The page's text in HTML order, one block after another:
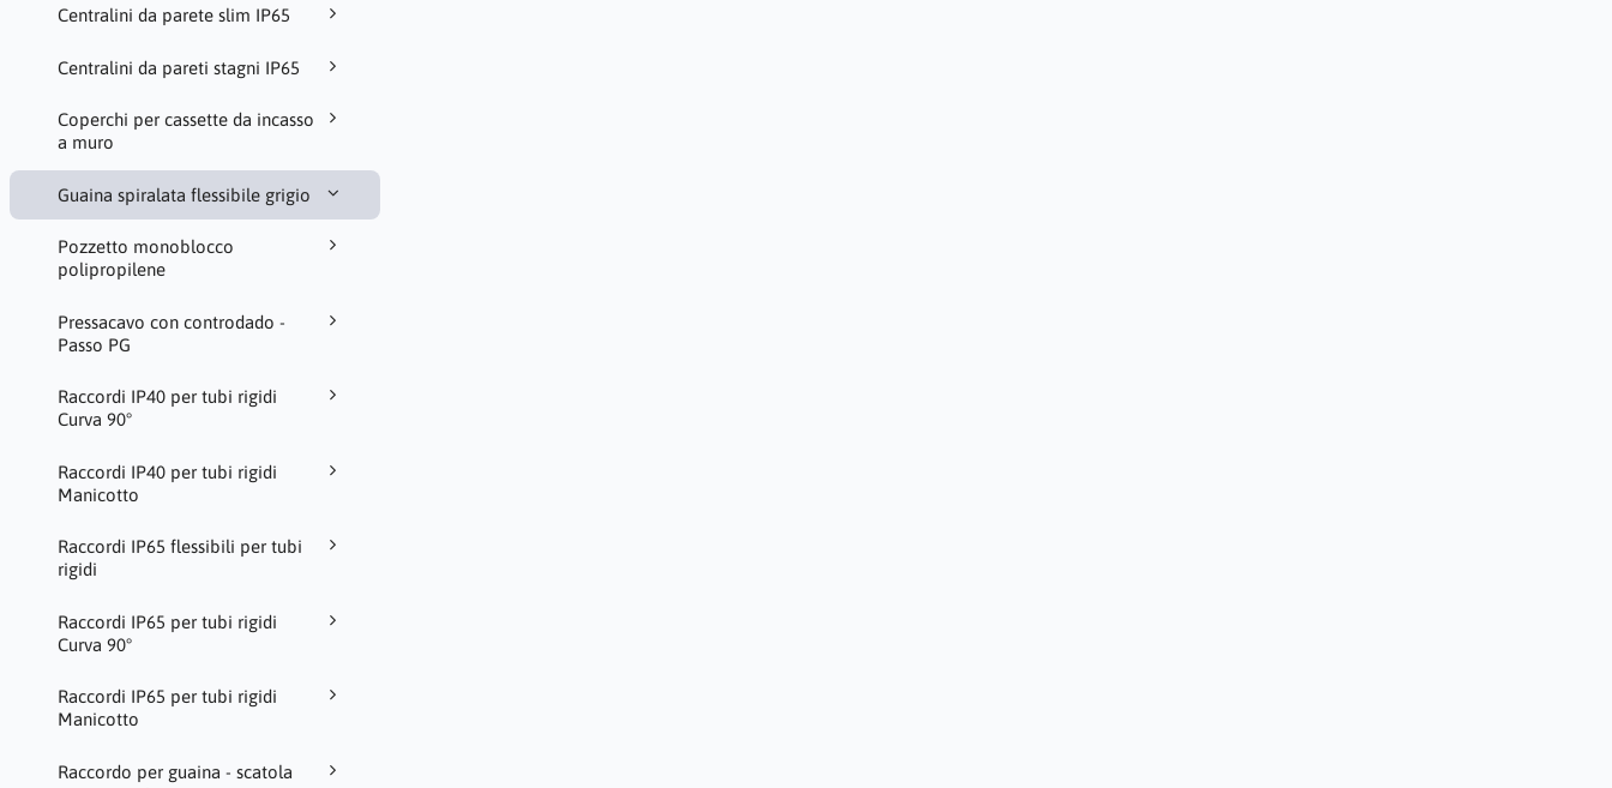
Centralini da parete slim IP65
Centralini da pareti stagni IP65
Coperchi per cassette da incasso
a muro
Guaina spiralata flessibile grigio
Pozzetto monoblocco
polipropilene
Pressacavo con controdado -
Passo PG
Raccordi IP40 per tubi rigidi
Curva 90°
Raccordi IP40 per tubi rigidi
Manicotto
Raccordi IP65 flessibili per tubi
rigidi
Raccordi IP65 per tubi rigidi
Curva 90°
Raccordi IP65 per tubi rigidi
Manicotto
Raccordo per guaina - scatola